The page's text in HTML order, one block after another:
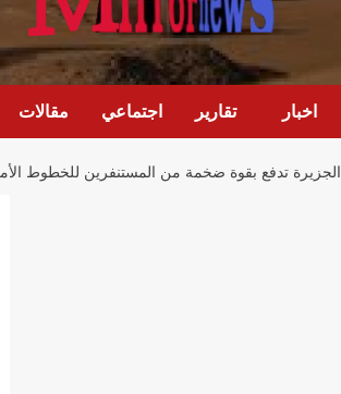
اخبار تقارير اجتماعي مقالات
الجزيرة تدفع بقوة ضخمة من المستنفرين للخطوط